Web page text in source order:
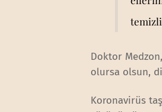
Doktor
olursa olsun,
Koronavirüs